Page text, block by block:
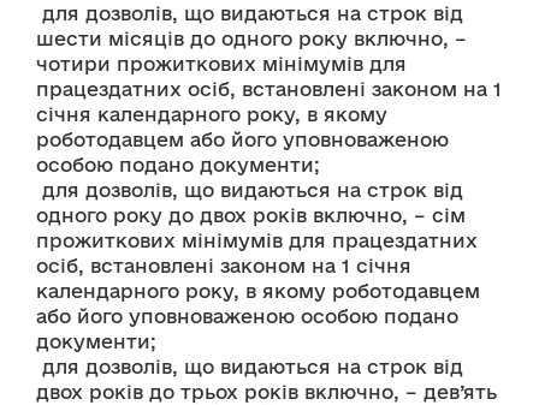
шести місяців до одного року включно, –
чотири прожиткових мінімумів для
працездатних осіб, встановлені законом на 1
січня календарного року, в якому
роботодавцем або його уповноваженою
особою подано документи;
одного року до двох років включно, – сім
прожиткових мінімумів для працездатних
осіб, встановлені законом на 1 січня
календарного року, в якому роботодавцем
або його уповноваженою особою подано
документи;
двох років до трьох років включно, – дев’ять